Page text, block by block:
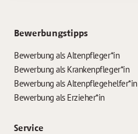
Bewerbungstipps
Bewerbung als Altenpfleger*in
Bewerbung als Krankenpfleger*in
Bewerbung als Altenpflegehelfer*in
Bewerbung als Erzieher*in
Service